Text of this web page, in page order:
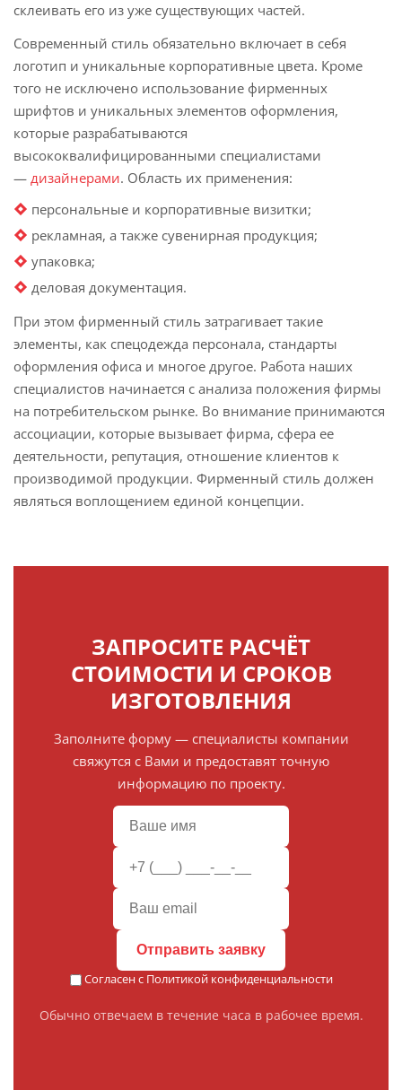
склеивать его из уже существующих частей.
Современный стиль обязательно включает в себя
логотип и уникальные корпоративные цвета. Кроме
того не исключено использование фирменных
шрифтов и уникальных элементов оформления,
которые разрабатываются
высококвалифицированными специалистами
— дизайнерами. Область их применения:
персональные и корпоративные визитки;
рекламная, а также сувенирная продукция;
упаковка;
деловая документация.
При этом фирменный стиль затрагивает такие
элементы, как спецодежда персонала, стандарты
оформления офиса и многое другое. Работа наших
специалистов начинается с анализа положения фирмы
на потребительском рынке. Во внимание принимаются
ассоциации, которые вызывает фирма, сфера ее
деятельности, репутация, отношение клиентов к
производимой продукции. Фирменный стиль должен
являться воплощением единой концепции.
ЗАПРОСИТЕ РАСЧЁТ
СТОИМОСТИ И СРОКОВ
ИЗГОТОВЛЕНИЯ
Заполните форму — специалисты компании
свяжутся с Вами и предоставят точную
информацию по проекту.
Отправить заявку
Согласен с Политикой конфиденциальности
Обычно отвечаем в течение часа в рабочее время.